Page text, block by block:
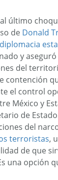
último
de Donald
y
del
contención
el control
México y
de
del
terroristas,
de que
una opción